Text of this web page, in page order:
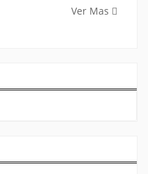
Ver Mas